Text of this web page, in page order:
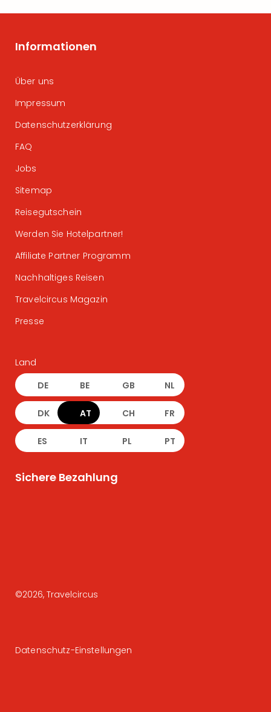
Informationen
Über uns
Impressum
Datenschutzerklärung
FAQ
Jobs
Sitemap
Reisegutschein
Werden Sie Hotelpartner!
Affiliate Partner Programm
Nachhaltiges Reisen
Travelcircus Magazin
Presse
Land
DE BE GB NL
DK AT CH FR
ES IT PL PT
Sichere Bezahlung
©2026, Travelcircus
Datenschutz-Einstellungen